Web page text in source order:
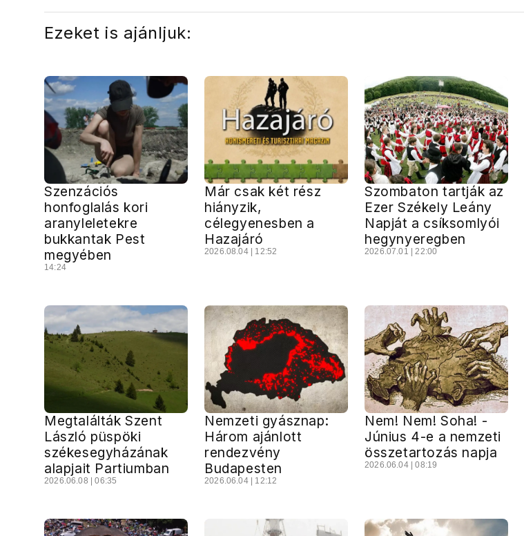
Ezeket is ajánljuk:
Szenzációs
honfoglalás kori
aranyleletekre
bukkantak Pest
megyében
14:24
Már csak két rész
hiányzik,
célegyenesben a
Hazajáró
2026.08.04 | 12:52
Szombaton tartják az
Ezer Székely Leány
Napját a csíksomlyói
hegynyeregben
2026.07.01 | 22:00
Megtalálták Szent
László püspöki
székesegyházának
alapjait Partiumban
2026.06.08 | 06:35
Nemzeti gyásznap:
Három ajánlott
rendezvény
Budapesten
2026.06.04 | 12:12
Nem! Nem! Soha! -
Június 4-e a nemzeti
összetartozás napja
2026.06.04 | 08:19